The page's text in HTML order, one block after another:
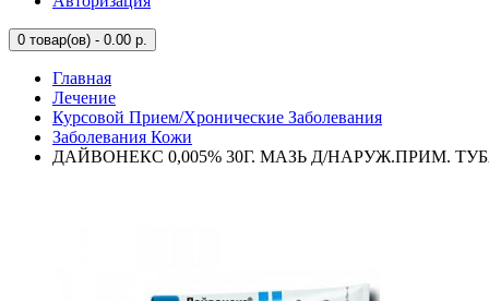
0 товар(ов) - 0.00 р.
Главная
Лечение
Курсовой Прием/Хронические Заболевания
Заболевания Кожи
ДАЙВОНЕКС 0,005% 30Г. МАЗЬ Д/НАРУЖ.ПРИМ.